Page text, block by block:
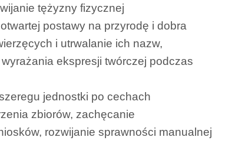
tężyzny fizycznej
postawy na przyrodę i dobra
i utrwalanie ich nazw,
ekspresji twórczej podczas
jednostki po cechach
zbiorów, zachęcanie
rozwijanie sprawności manualnej